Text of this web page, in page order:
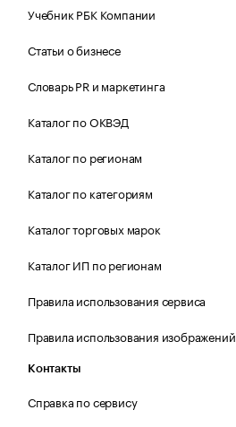
Учебник РБК Компании
Статьи о бизнесе
Словарь PR и маркетинга
Каталог по ОКВЭД
Каталог по регионам
Каталог по категориям
Каталог торговых марок
Каталог ИП по регионам
Правила использования сервиса
Правила использования изображений
Контакты
Справка по сервису